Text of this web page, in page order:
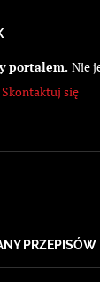
portalem. Nie
Skontaktuj się